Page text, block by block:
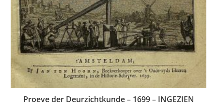
Proeve der Deurzichtkunde – 1699 – INGEZIEN